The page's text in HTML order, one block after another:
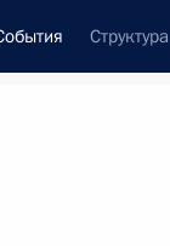
Структура